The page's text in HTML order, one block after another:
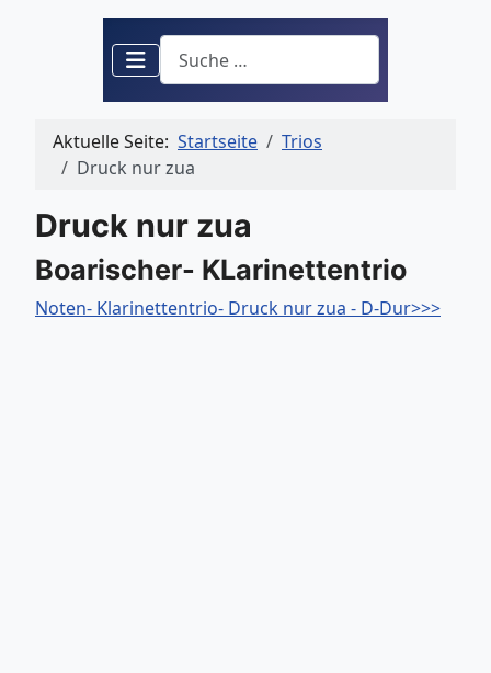
Suchen
Aktuelle Seite: Startseite
Trios
Druck nur zua
Druck nur zua
Boarischer- KLarinettentrio
Noten- Klarinettentrio- Druck nur zua - D-Dur>>>